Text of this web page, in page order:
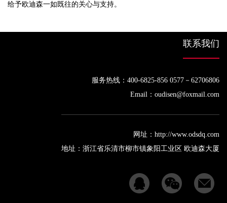
给予欧迪森一如既往的关心与支持。
联系我们
服务热线：400-6825-856 0577－62706806
Email：oudisen@foxmail.com
网址：http://www.odsdq.com
地址：浙江省乐清市柳市镇象阳工业区 欧迪森大厦